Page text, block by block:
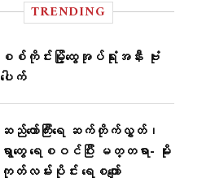
TRENDING
စစ်ကိုင်းမြို့ထွေအုပ်ရုံးအနီး ဗုံး
ပေါက်
ဆည်တော်ကြီးရေ ဆက်တိုက်လွှတ်၊
ရွာတွေ ရေစဝင်ပြီး မတ္တရာ- မိုး
ကုတ်လမ်းပိုင်း ရေစကျော်